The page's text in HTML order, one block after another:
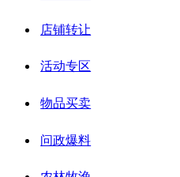
店铺转让
活动专区
物品买卖
问政爆料